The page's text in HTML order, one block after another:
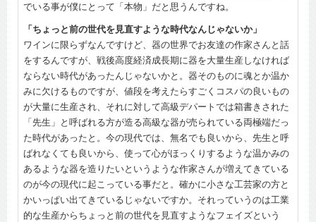
でいる事が僕にとって「本物」だと思うんですね。
「ちょっと前の世代を見直すような時代なんじゃないか」
ワインに限らずなんですけど、器の世界でお友達の作家さんと話
をするんですが、戦後高度経済成長期に器を大量生産しなければ
ならない時代があったんじゃないかと。器そのものに魂とか温か
みに欠けるものですが、値段を考えたらすごくコスパの良いもの
が大量に生産され、それに対して高級デパートでは箱書きされた
「先生」と呼ばれる方が造る高級な器が売られている両極端だっ
た時代があったと。今の現代では、無名でも良いから、先生と呼
ばれなくても良いから、使って心がほっくりするような温かみの
あるような器を造りたいというような作家さんが増えてきている
のが今の現代に起こっている事だと。確かに小さな工芸家の方と
かいっぱい出てきているじゃないですか。それっていうのは工業
的な生産からちょっと前の世代を見直すようなフェイズという